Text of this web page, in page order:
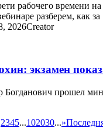
рабочего времени
разберем, как
2026Creator
экзамен
прошел
2345...102030...»